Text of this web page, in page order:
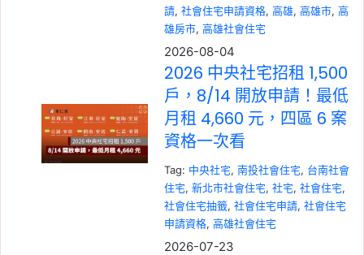
請,社會住宅申請資格,高雄,高雄市,高
雄房市,高雄社會住宅
2026-08-04
2026 中央社宅招租 1,500
戶，8/14 開放申請！最低
月租 4,660 元，四區 6 案
資格一次看
Tag: 中央社宅,南投社會住宅, 台南社會
住宅,新北市社會住宅,社宅,社會住宅,
社會住宅抽籤,社會住宅申請,社會住宅
申請資格,高雄社會住宅
2026-07-23